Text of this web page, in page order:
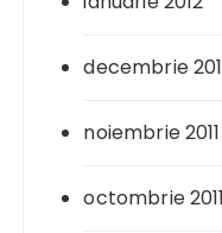
decembrie
noiembrie 2011
octombrie 2011